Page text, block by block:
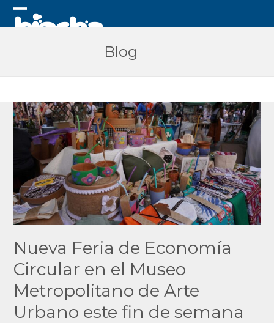
Skip
Open
Close
Blog
Nueva Feria de Economía
Circular en el Museo
Metropolitano de Arte
Urbano este fin de semana